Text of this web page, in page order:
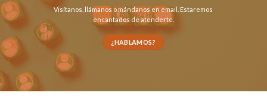
Visítanos, llámanosomándanos en email . Estaremos
encantados de atenderte.
¿HABLAMOS?